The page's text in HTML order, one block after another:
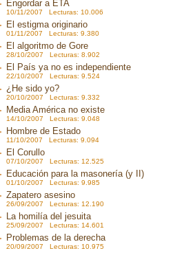
Engordar a ETA
10/11/2007 Lecturas: 10.006
El estigma originario
01/11/2007 Lecturas: 9.380
El algoritmo de Gore
28/10/2007 Lecturas: 8.902
El País ya no es independiente
22/10/2007 Lecturas: 9.524
¿He sido yo?
20/10/2007 Lecturas: 9.332
Media América no existe
14/10/2007 Lecturas: 9.048
Hombre de Estado
11/10/2007 Lecturas: 9.094
El Corullo
07/10/2007 Lecturas: 12.525
Educación para la masonería (y II)
01/10/2007 Lecturas: 9.985
Zapatero asesino
26/09/2007 Lecturas: 12.190
La homilía del jesuita
25/09/2007 Lecturas: 14.601
Problemas de la derecha
20/09/2007 Lecturas: 10.975